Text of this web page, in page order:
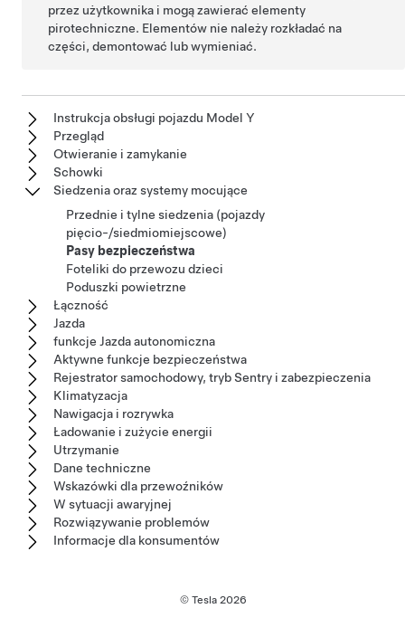
przez użytkownika i mogą zawierać elementy
pirotechniczne. Elementów nie należy rozkładać na
części, demontować lub wymieniać.
Instrukcja obsługi pojazdu Model Y
Przegląd
Otwieranie i zamykanie
Schowki
Siedzenia oraz systemy mocujące
Przednie i tylne siedzenia (pojazdy
pięcio-/siedmiomiejscowe)
Pasy bezpieczeństwa
Foteliki do przewozu dzieci
Poduszki powietrzne
Łączność
Jazda
funkcje Jazda autonomiczna
Aktywne funkcje bezpieczeństwa
Rejestrator samochodowy, tryb Sentry i zabezpieczenia
Klimatyzacja
Nawigacja i rozrywka
Ładowanie i zużycie energii
Utrzymanie
Dane techniczne
Wskazówki dla przewoźników
W sytuacji awaryjnej
Rozwiązywanie problemów
Informacje dla konsumentów
© Tesla 2026